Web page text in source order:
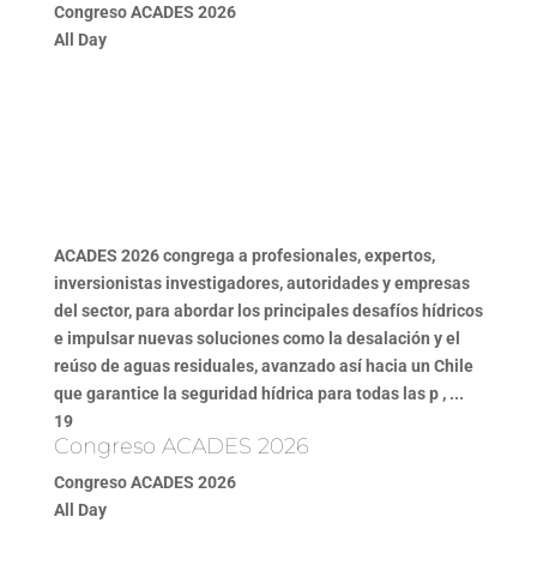
Congreso ACADES 2026
All Day
ACADES 2026 congrega a profesionales, expertos,
inversionistas investigadores, autoridades y empresas
del sector, para abordar los principales desafíos hídricos
e impulsar nuevas soluciones como la desalación y el
reúso de aguas residuales, avanzado así hacia un Chile
que garantice la seguridad hídrica para todas las p , ...
19
Congreso ACADES 2026
Congreso ACADES 2026
All Day